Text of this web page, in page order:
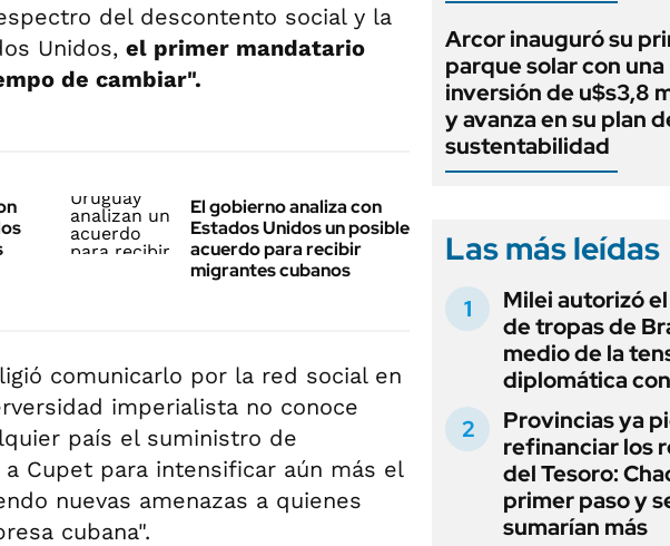
del descontento social y la
Unidos, el primer mandatario
de cambiar".
El gobierno analiza con
Estados Unidos un posible
acuerdo para recibir
migrantes cubanos
comunicarlo por la red social en
imperialista no conoce
país el suministro de
Cupet para intensificar aún más el
nuevas amenazas a quienes
cubana".
Arcor inauguró su
parque solar con una
inversión de u$s3,8
y avanza en su plan
sustentabilidad
Las más leídas
Milei autorizó
de tropas de
medio de la
diplomática
Provincias ya
refinanciar los
del Tesoro:
primer paso y
sumarían más